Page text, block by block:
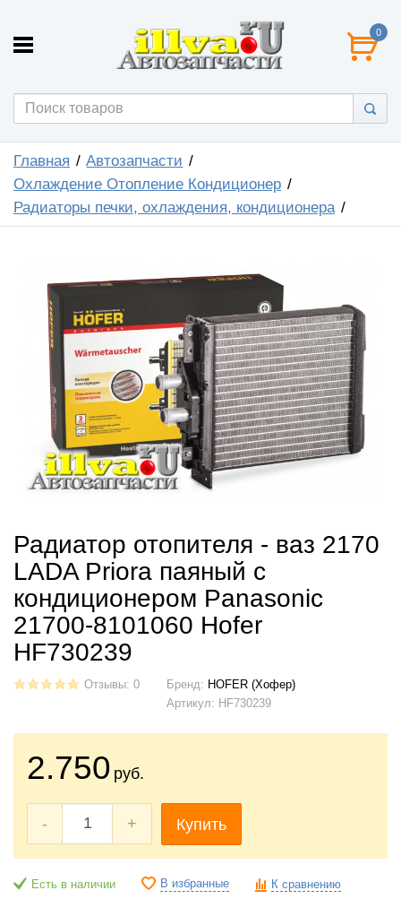
0
Главная
Автозапчасти
Охлаждение Отопление Кондиционер
Радиаторы печки, охлаждения, кондиционера
Радиатор отопителя - ваз 2170
LADA Priora паяный с
кондиционером Panasonic
21700-8101060 Hofer
HF730239
Отзывы: 0 Бренд: HOFER (Хофер)
Артикул: HF730239
2.750 руб.
- + Купить
Есть в наличии В избранные К сравнению